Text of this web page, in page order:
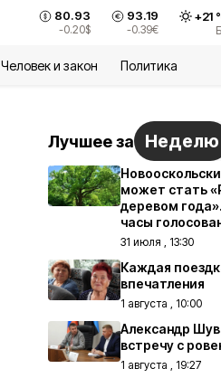
80.93
-0.20$
93.19
-0.39€
+21
Человек и закон Политика
Лучшее за Неделю
может стать
деревом
часы
31 июля , 13:30
Каждая
впечатления
1 августа , 10:00
Александр
встречу с
1 августа , 19:27